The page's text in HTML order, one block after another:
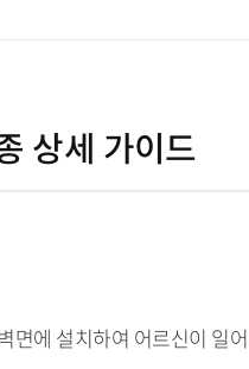
상세 가이드
면에 설치하여 어르신이 일